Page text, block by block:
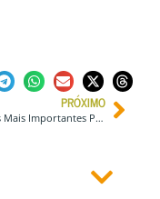
PRÓXIMO
14 Coisas Mais Importantes Para Saber Antes de Visitar Medellín, na Colômbia em 2024